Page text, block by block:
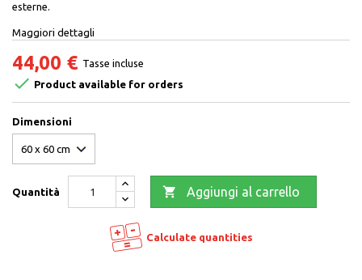
esterne.
Maggiori dettagli
44,00 € Tasse incluse
 Product available for orders
Dimensioni
Quantità  Aggiungi al carrello
Calculate quantities